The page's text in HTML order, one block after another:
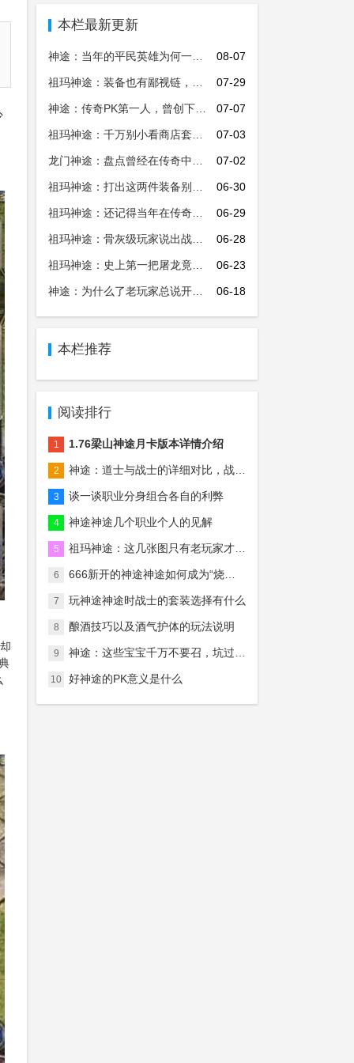
本栏最新更新
08-07
神途：当年的平民英雄为何一夜之间就被击败？背后内幕令人担忧！
07-29
祖玛神途：装备也有鄙视链，法师玩家因为这件装备一直处于鄙视链底层
07-07
神途：传奇PK第一人，曾创下一人击退50人辉煌战绩！
07-03
祖玛神途：千万别小看商店套了？这几件装备有大作用!
07-02
龙门神途：盘点曾经在传奇中的氪金大佬，其中一位消费上亿元！
06-30
祖玛神途：打出这两件装备别再丢掉了，最后一个全服只有一件！
06-29
祖玛神途：还记得当年在传奇中消费上亿的土豪8L吗？如今身份被曝光！
06-28
祖玛神途：骨灰级玩家说出战士装备穿搭终极秘密，别再话冤枉钱了！
06-23
祖玛神途：史上第一把屠龙竟然不是太子丹，看看老玩家怎么说
06-18
神途：为什么了老玩家总说开天没有屠龙好？详细揭秘屠龙刀隐藏的秘密！
本栏推荐
阅读排行
1 1.76梁山神途月卡版本详情介绍
2 神途：道士与战士的详细对比，战士真的后期无敌吗？
3 谈一谈职业分身组合各自的利弊
4 神途神途几个职业个人的见解
5 祖玛神途：这几张图只有老玩家才知道什么意思，慢慢的全是回忆！
6 666新开的神途神途如何成为“烧钱”游戏中最“烧钱”的？
7 玩神途神途时战士的套装选择有什么
8 酿酒技巧以及酒气护体的玩法说明
9 神途：这些宝宝千万不要召，坑过无数的法师玩家！
10 好神途的PK意义是什么